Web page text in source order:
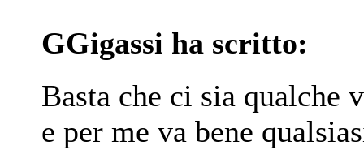
GGigassi ha scritto:
Basta che ci sia qualche
e per me va bene